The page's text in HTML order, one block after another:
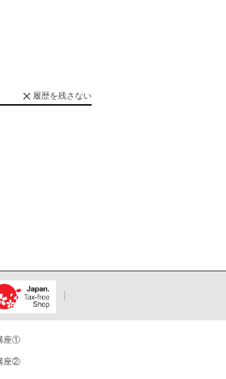
履歴を残さない
座①
座②